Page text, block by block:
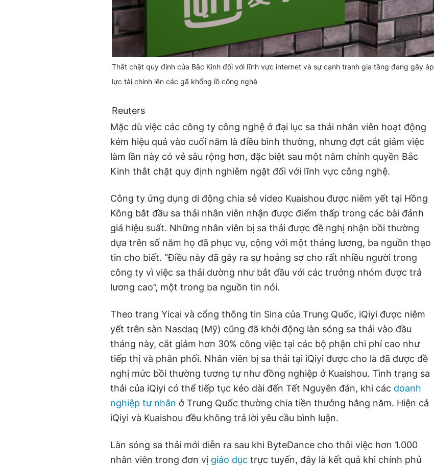
Thắt chặt quy định của Bắc Kinh đối với lĩnh vực internet và sự cạnh tranh gia tăng đang gây áp
lực tài chính lên các gã khổng lồ công nghệ
Reuters
Mặc dù việc các công ty công nghệ ở đại lục sa thải nhân viên hoạt động
kém hiệu quả vào cuối năm là điều bình thường, nhưng đợt cắt giảm việc
làm lần này có vẻ sâu rộng hơn, đặc biệt sau một năm chính quyền Bắc
Kinh thắt chặt quy định nghiêm ngặt đối với lĩnh vực công nghệ.
Công ty ứng dụng di động chia sẻ video Kuaishou được niêm yết tại Hồng
Kông bắt đầu sa thải nhân viên nhận được điểm thấp trong các bài đánh
giá hiệu suất. Những nhân viên bị sa thải được đề nghị nhận bồi thường
dựa trên số năm họ đã phục vụ, cộng với một tháng lương, ba nguồn thạo
tin cho biết. “Điều này đã gây ra sự hoảng sợ cho rất nhiều người trong
công ty vì việc sa thải dường như bắt đầu với các trưởng nhóm được trả
lương cao”, một trong ba nguồn tin nói.
Theo trang Yicai và cổng thông tin Sina của Trung Quốc, iQiyi được niêm
yết trên sàn Nasdaq (Mỹ) cũng đã khởi động làn sóng sa thải vào đầu
tháng này, cắt giảm hơn 30% công việc tại các bộ phận chi phí cao như
tiếp thị và phân phối. Nhân viên bị sa thải tại iQiyi được cho là đã được đề
nghị mức bồi thường tương tự như đồng nghiệp ở Kuaishou. Tình trạng sa
thải của iQiyi có thể tiếp tục kéo dài đến Tết Nguyên đán, khi các doanh
nghiệp tư nhân ở Trung Quốc thường chia tiền thưởng hằng năm. Hiện cả
iQiyi và Kuaishou đều không trả lời yêu cầu bình luận.
Làn sóng sa thải mới diễn ra sau khi ByteDance cho thôi việc hơn 1.000
nhân viên trong đơn vị giáo dục trực tuyến, đây là kết quả khi chính phủ